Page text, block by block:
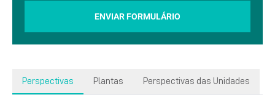
ENVIAR FORMULÁRIO
Perspectivas Plantas Perspectivas das Unidades